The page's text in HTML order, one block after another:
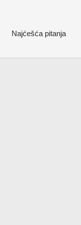
Najćešća pitanja